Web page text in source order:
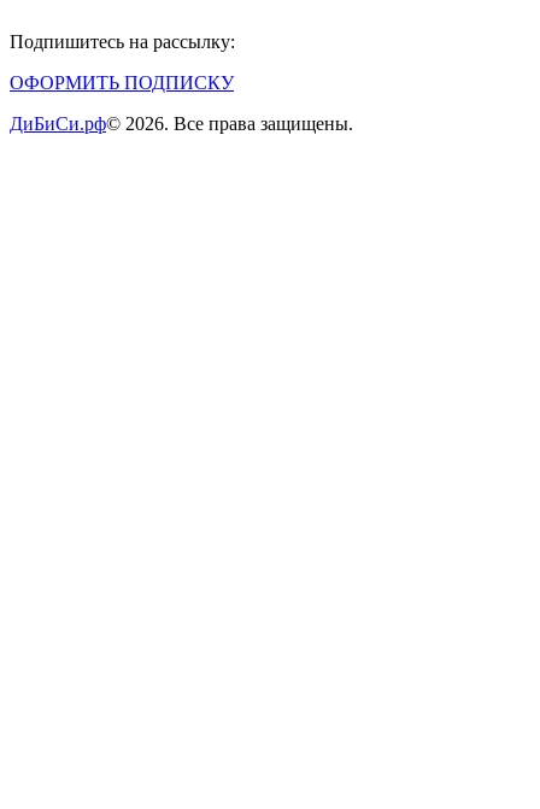
Подпишитесь на рассылку:
ОФОРМИТЬ ПОДПИСКУ
ДиБиСи.рф© 2026. Все права защищены.